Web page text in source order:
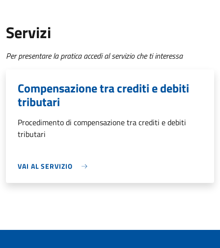
Servizi
Per presentare la pratica accedi al servizio che ti interessa
Compensazione tra crediti e debiti
tributari
Procedimento di compensazione tra crediti e debiti
tributari
VAI AL SERVIZIO